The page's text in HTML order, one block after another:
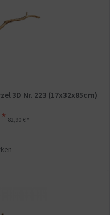
3D Nr. 223 (17x32x85cm)
82,90 € *